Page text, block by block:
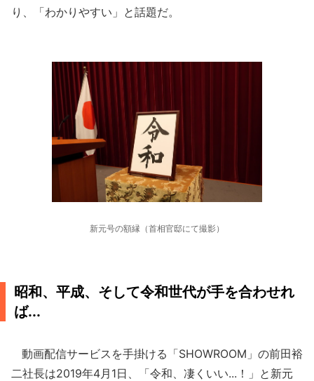
り、「わかりやすい」と話題だ。
新元号の額縁（首相官邸にて撮影）
昭和、平成、そして令和世代が手を合わせれ
ば...
動画配信サービスを手掛ける「SHOWROOM」の前田裕
二社長は2019年4月1日、「令和、凄くいい...！」と新元